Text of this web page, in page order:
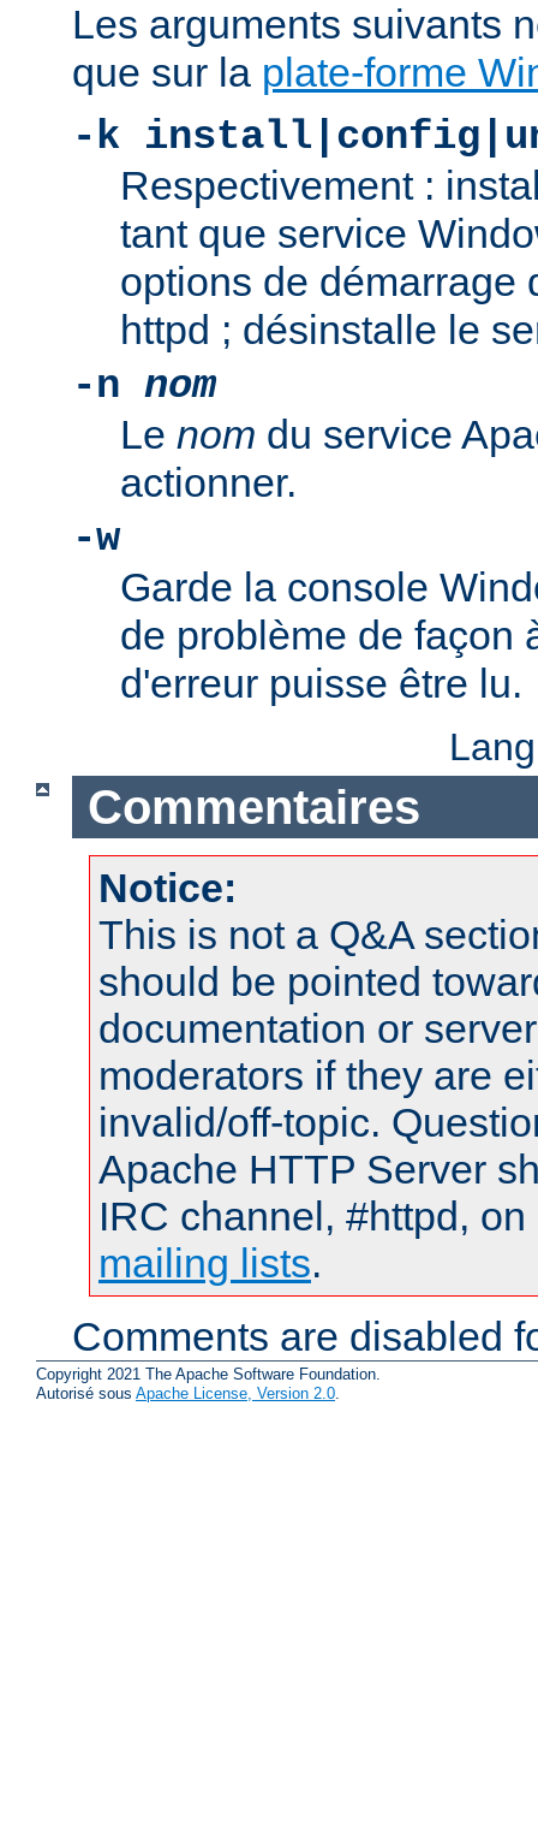
Les arguments suivants
que sur la plate-forme
-k
Respectivement :
tant que service
options de démarrage
httpd ; désinstalle le
-n nom
Le nom du service
actionner.
-w
Garde la console
de problème de façon
d'erreur puisse être lu.
Commentaires
Notice:
This is not a Q&A
should be pointed
documentation or
moderators if they are
invalid/off-topic.
Apache HTTP Server
IRC channel, #httpd,
mailing lists.
Comments are disabled
Copyright 2021 The Apache Software Foundation.
Autorisé sous Apache License, Version 2.0